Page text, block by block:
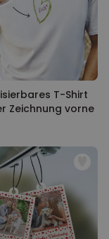
T-Shirt
Zeichnung vorne